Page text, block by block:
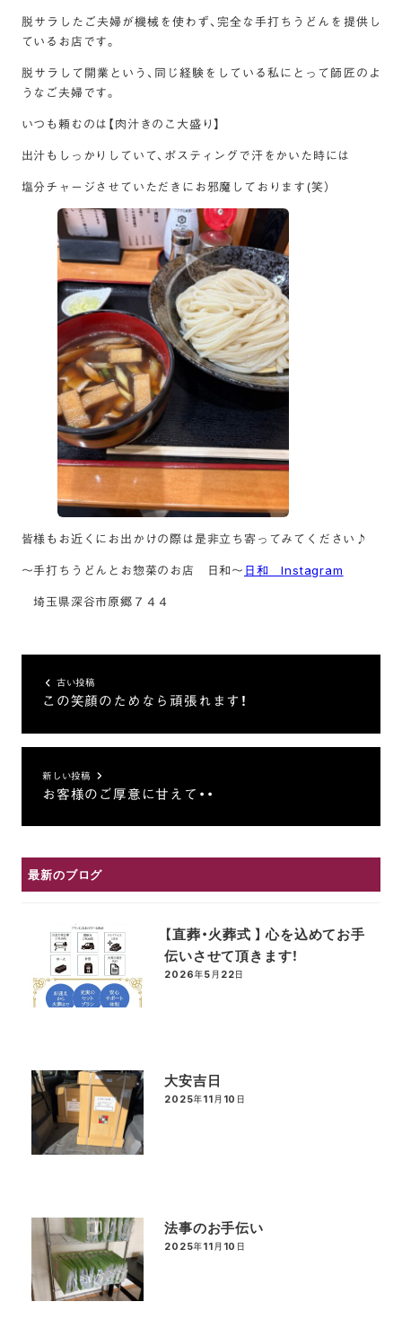
脱サラしたご夫婦が機械を使わず、完全な手打ちうどんを提供し
ているお店です。
脱サラして開業という、同じ経験をしている私にとって師匠のよ
うなご夫婦です。
いつも頼むのは【肉汁きのこ大盛り】
出汁もしっかりしていて、ポスティングで汗をかいた時には
塩分チャージさせていただきにお邪魔しております(笑）
皆様もお近くにお出かけの際は是非立ち寄ってみてください♪
～手打ちうどんとお惣菜のお店 日和～ 日和 Instagram
埼玉県深谷市原郷７４４
古い投稿
この笑顔のためなら頑張れます！
新しい投稿
お客様のご厚意に甘えて・・
最新のブログ
【直葬・火葬式 】 心を込めてお手
伝いさせて頂きます！
投稿日
2026年5月22日
大安吉日
投稿日
2025年11月10日
法事のお手伝い
投稿日
2025年11月10日